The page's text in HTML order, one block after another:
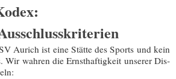
Aurich ist eine Stät­te des Sports und kein
Wir wah­ren die Ernst­haf­tig­keit unse­rer Dis­